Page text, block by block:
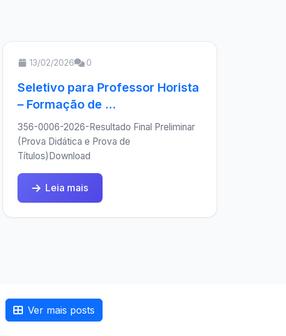
13/02/2026 0
Seletivo para Professor Horista
– Formação de ...
356-0006-2026-Resultado Final Preliminar
(Prova Didática e Prova de
Títulos)Download
Leia mais
Ver mais posts